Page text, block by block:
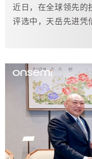
近日，在全球领先的
评选中，天岳先进凭
erred Supplier）”。